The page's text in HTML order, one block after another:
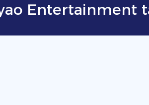
Entertainment